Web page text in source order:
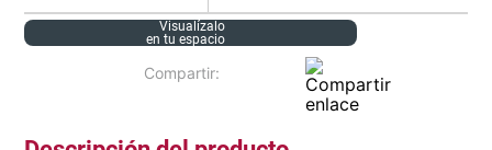
Visualízalo
en tu espacio